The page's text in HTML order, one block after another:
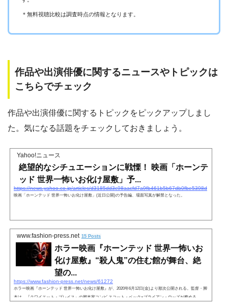
＊無料視聴比較は調査時点の情報となります。
作品や出演俳優に関するニュースやトピックは
こちらでチェック
作品や出演俳優に関するトピックをピックアップしまし
た。気になる話題をチェックしておきましょう。
Yahoo!ニュース
絶望的なシチュエーションに戦慄！ 映画「ホーンテ
ッド 世界一怖いお化け屋敷」予...
https://news.yahoo.co.jp/articles/d3185dd3c98aacfd7a9fb461b5b67db0fbe5398d
映画「ホーンテッド 世界一怖いお化け屋敷」(近日公開)の予告編、場面写真が解禁となった。
www.fashion-press.net 15 Posts
ホラー映画『ホーンテッド 世界一怖いお
化け屋敷』“殺人鬼”の住む館が舞台、絶
望の...
https://www.fashion-press.net/news/61272
ホラー映画『ホーンテッド 世界一怖いお化け屋敷』が、2020年6月12日(金)より順次公開される。監督・脚
本は、『クワイエット・プレイス』の脚本家コンビ スコット・ベック×ブライアン・ウッズが務める。...